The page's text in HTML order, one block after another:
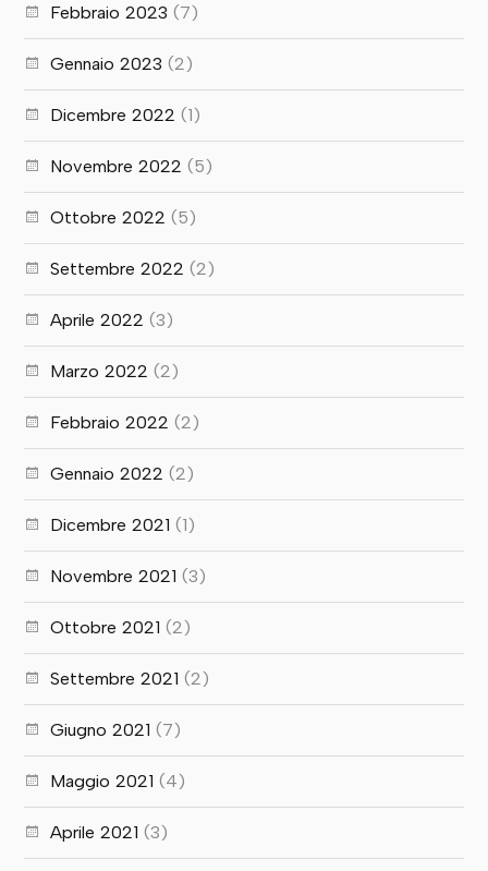
Febbraio 2023 (7)
Gennaio 2023 (2)
Dicembre 2022 (1)
Novembre 2022 (5)
Ottobre 2022 (5)
Settembre 2022 (2)
Aprile 2022 (3)
Marzo 2022 (2)
Febbraio 2022 (2)
Gennaio 2022 (2)
Dicembre 2021 (1)
Novembre 2021 (3)
Ottobre 2021 (2)
Settembre 2021 (2)
Giugno 2021 (7)
Maggio 2021 (4)
Aprile 2021 (3)